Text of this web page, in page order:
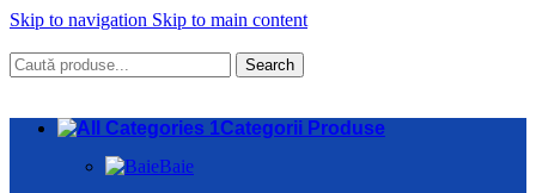
Skip to navigation Skip to main content
Search
Categorii Produse
Baie